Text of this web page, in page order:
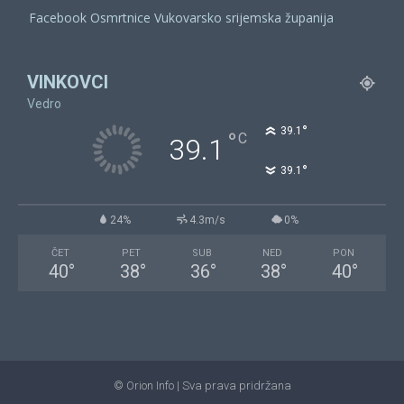
Facebook Osmrtnice Vukovarsko srijemska županija
VINKOVCI
Vedro
39.1 °C 39.1 °
39.1 °
24% 4.3m/s 0%
ČET
40°
PET
38°
SUB
36°
NED
38°
PON
40°
© Orion Info | Sva prava pridržana